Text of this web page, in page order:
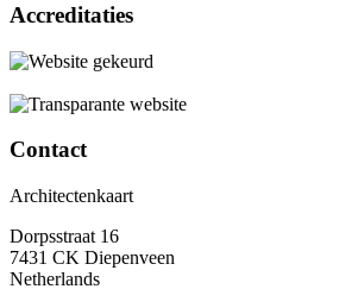
Accreditaties
Contact
Architectenkaart
Dorpsstraat 16
7431 CK Diepenveen
Netherlands